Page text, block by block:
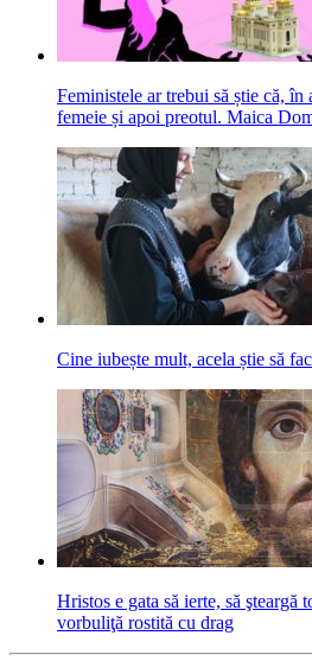
Feministele ar trebui să știe că,
femeie și apoi preotul. Maica
Cine iubește mult, acela știe să
Hristos e gata să ierte, să şteargă
vorbuliţă rostită cu drag